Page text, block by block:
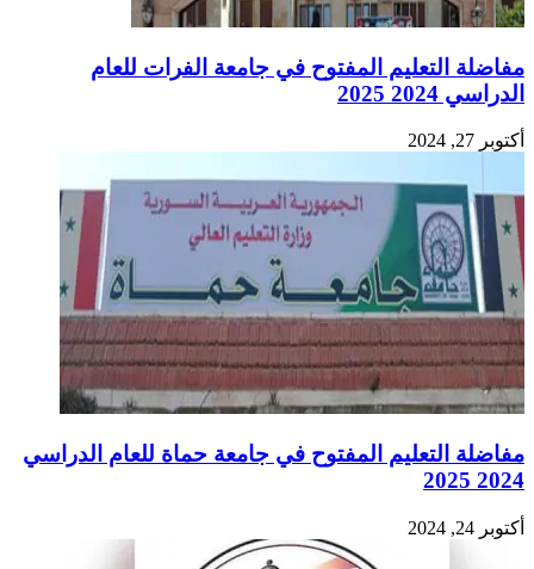
مفاضلة التعليم المفتوح في جامعة الفرات للعام
الدراسي 2024 2025
أكتوبر 27, 2024
مفاضلة التعليم المفتوح في جامعة حماة للعام الدراسي
2024 2025
أكتوبر 24, 2024